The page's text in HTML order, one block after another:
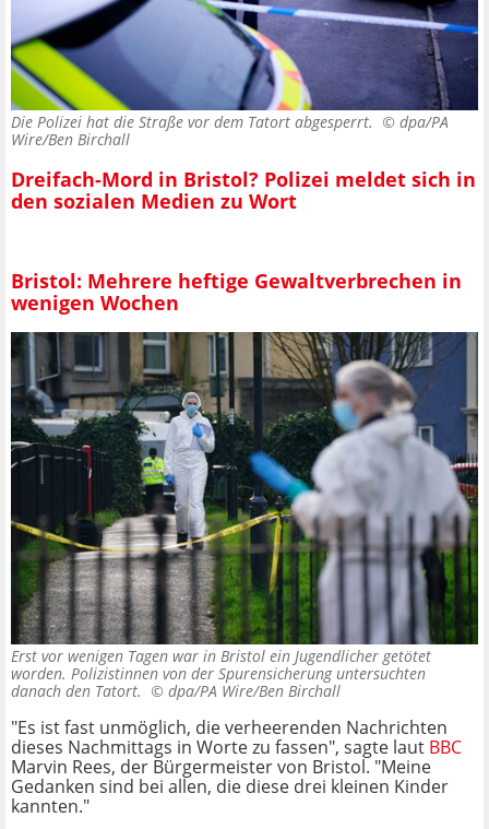
Die Polizei hat die Straße vor dem Tatort abgesperrt. © dpa/PA
Wire/Ben Birchall
Dreifach-Mord in Bristol? Polizei meldet sich in
den sozialen Medien zu Wort
Bristol: Mehrere heftige Gewaltverbrechen in
wenigen Wochen
Erst vor wenigen Tagen war in Bristol ein Jugendlicher getötet
worden. Polizistinnen von der Spurensicherung untersuchten
danach den Tatort. © dpa/PA Wire/Ben Birchall
"Es ist fast unmöglich, die verheerenden Nachrichten
dieses Nachmittags in Worte zu fassen", sagte laut BBC
Marvin Rees, der Bürgermeister von Bristol. "Meine
Gedanken sind bei allen, die diese drei kleinen Kinder
kannten."